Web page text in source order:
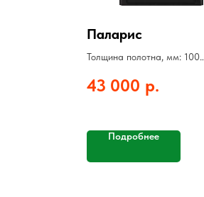
Паларис
Толщина полотна, мм: 100
Цвет: белый матовый, венге
43 000 р.
Подробнее